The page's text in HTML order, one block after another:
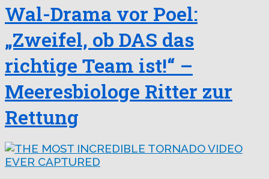
Wal-Drama vor Poel:
„Zweifel, ob DAS das
richtige Team ist!“ –
Meeresbiologe Ritter zur
Rettung